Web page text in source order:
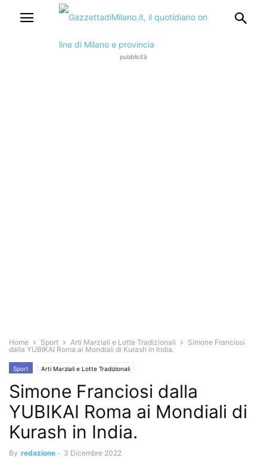
pubblicità
Home Sport Arti Marziali e Lotte Tradizionali
Simone Franciosi
dalla YUBIKAI Roma ai Mondiali di Kurash in India.
Sport Arti Marziali e Lotte Tradizionali
Simone Franciosi dalla
YUBIKAI Roma ai Mondiali di
Kurash in India.
By redazione - 3 Dicembre 2022